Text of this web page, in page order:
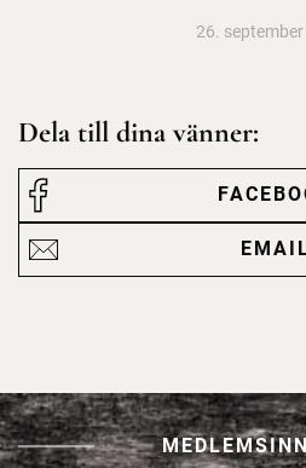
26.
Dela till dina vänner: